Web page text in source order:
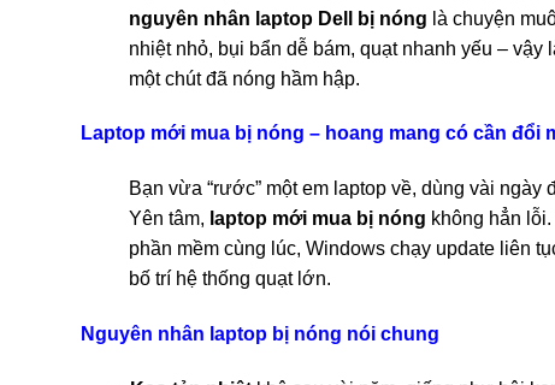
nguyên nhân laptop Dell bị nóng là chuyện
nhiệt nhỏ, bụi bẩn dễ bám, quạt nhanh yếu – vậy
một chút đã nóng hầm hập.
Laptop mới mua bị nóng – hoang mang có cần đổi
Bạn vừa “rước” một em laptop về, dùng vài ngày
Yên tâm, laptop mới mua bị nóng không hẳn
phần mềm cùng lúc, Windows chạy update liên
bố trí hệ thống quạt lớn.
Nguyên nhân laptop bị nóng nói chung